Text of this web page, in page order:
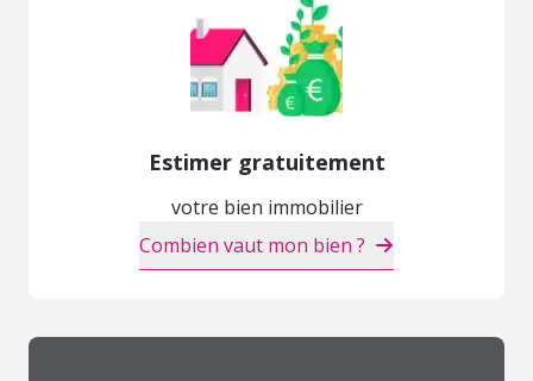
Estimer gratuitement
votre bien immobilier
Combien vaut mon bien ?